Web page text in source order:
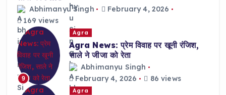
Abhimanyu Singh
February 4, 2026
169 views
9
Agra
Agra News: प्रेम विवाह पर खूनी रंजिश,
साले ने जीजा को रेता
Abhimanyu Singh
February 4, 2026
86 views
Agra